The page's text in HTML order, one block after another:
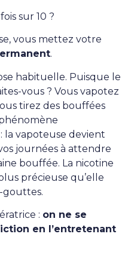
sur 10 ?
vous mettez votre
.
habituelle. Puisque le
vous ? Vous vapotez
tirez des bouffées
la vapoteuse devient
journées à attendre
bouffée. La nicotine
précieuse qu’elle
gouttes.
: on ne se
en l’entretenant